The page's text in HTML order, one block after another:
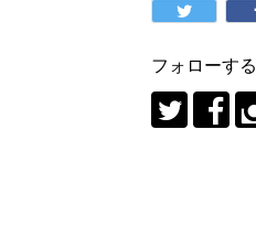
フォローする